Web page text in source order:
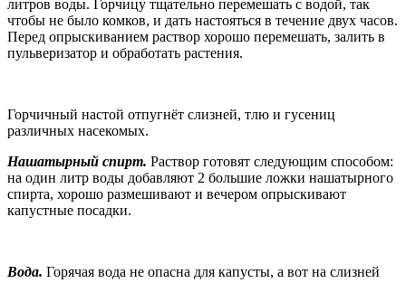
литров воды. Горчицу тщательно перемешать с водой, так
чтобы не было комков, и дать настояться в течение двух часов.
Перед опрыскиванием раствор хорошо перемешать, залить в
пульверизатор и обработать растения.
Горчичный настой отпугнёт слизней, тлю и гусениц
различных насекомых.
Нашатырный спирт. Раствор готовят следующим способом:
на один литр воды добавляют 2 большие ложки нашатырного
спирта, хорошо размешивают и вечером опрыскивают
капустные посадки.
Вода. Горячая вода не опасна для капусты, а вот на слизней